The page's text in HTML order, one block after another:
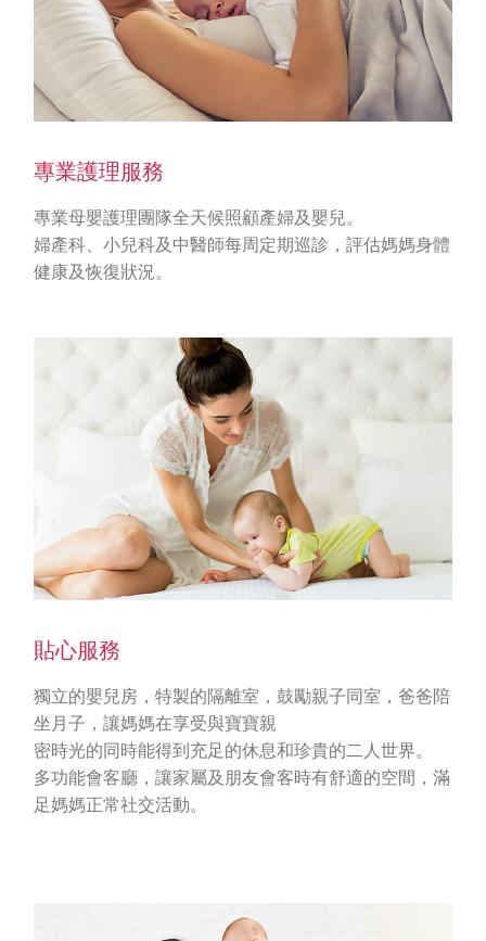
專業護理服務
專業母嬰護理團隊全天候照顧產婦及嬰兒。
婦產科、小兒科及中醫師每周定期巡診，評估媽媽身體
健康及恢復狀況。
貼心服務
獨立的嬰兒房，特製的隔離室，鼓勵親子同室，爸爸陪
坐月子，讓媽媽在享受與寶寶親
密時光的同時能得到充足的休息和珍貴的二人世界。
多功能會客廳，讓家屬及朋友會客時有舒適的空間，滿
足媽媽正常社交活動。